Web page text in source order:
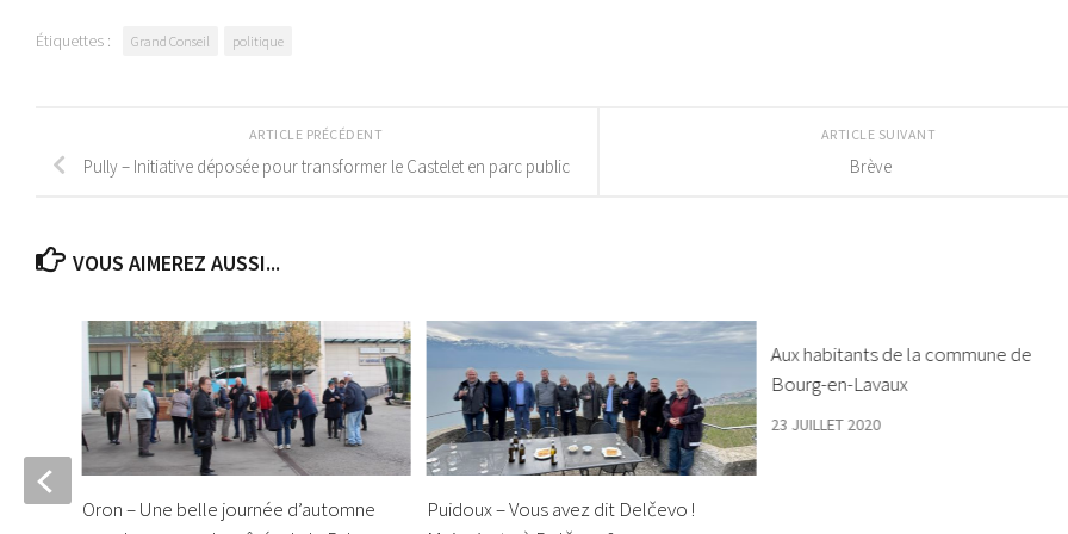
Étiquettes : Grand Conseil politique
ARTICLE SUIVANT
Brève
ARTICLE PRÉCÉDENT
Pully – Initiative déposée pour transformer le Castelet en parc public
VOUS AIMEREZ AUSSI...
Puidoux – Vous avez dit Delčevo !
Aux habitants de la commune de
Bourg-en-Lavaux
23 JUILLET 2020
Oron – Une belle journée d’automne